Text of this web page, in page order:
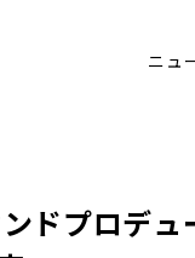
ニュ
ドプロデ